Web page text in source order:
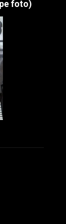
foto)